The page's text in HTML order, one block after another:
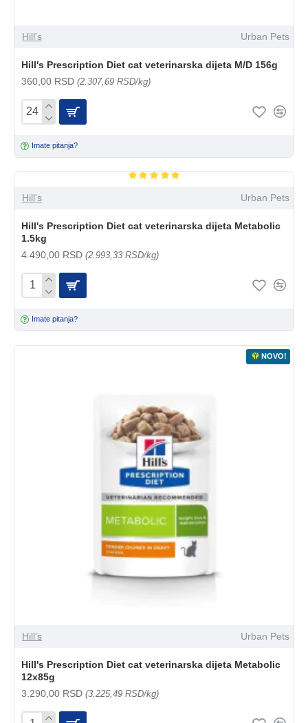
Hill's Urban Pets
Hill's Prescription Diet cat veterinarska dijeta M/D 156g
360,00 RSD (2.307,69 RSD/kg)
Imate pitanja?
Hill's Urban Pets
Hill's Prescription Diet cat veterinarska dijeta Metabolic
1.5kg
4.490,00 RSD (2.993,33 RSD/kg)
Imate pitanja?
NOVO!
Hill's Urban Pets
Hill's Prescription Diet cat veterinarska dijeta Metabolic
12x85g
3.290,00 RSD (3.225,49 RSD/kg)